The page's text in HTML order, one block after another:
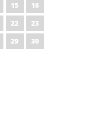
15
16
22
23
29
30